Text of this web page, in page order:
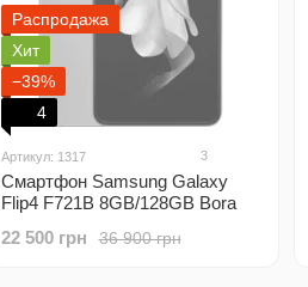
Распродажа
Хит
−39%
4
Артикул: 1317 3
Смартфон Samsung Galaxy
Flip4 F721B 8GB/128GB Bora
36 900 грн
22 500 грн